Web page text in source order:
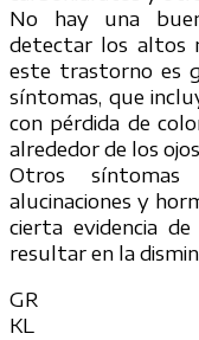
No hay una
detectar los altos
este trastorno es
síntomas, que
con pérdida de
alrededor de los
Otros síntomas
alucinaciones y
cierta evidencia
resultar en la
GR
KL